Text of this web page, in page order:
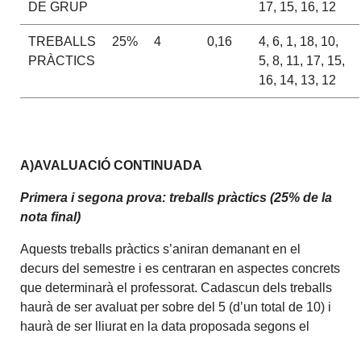
DE GRUP
17, 15, 16, 12
TREBALLS
PRÀCTICS
25% 4 0,16
4, 6, 1, 18, 10,
5, 8, 11, 17, 15,
16, 14, 13, 12
A)AVALUACIÓ CONTINUADA
Primera i segona prova: treballs pràctics (25% de la
nota final)
Aquests treballs pràctics s’aniran demanant en el
decurs del semestre i es centraran en aspectes concrets
que determinarà el professorat. Cadascun dels treballs
haurà de ser avaluat per sobre del 5 (d’un total de 10) i
haurà de ser lliurat en la data proposada segons el